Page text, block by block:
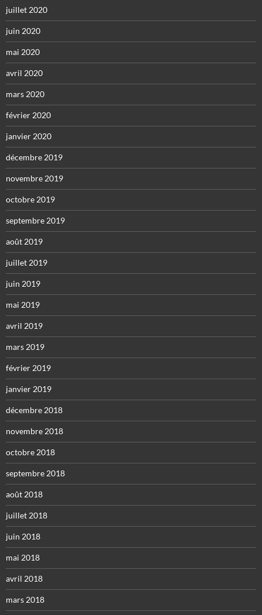
juillet 2020
juin 2020
mai 2020
avril 2020
mars 2020
février 2020
janvier 2020
décembre 2019
novembre 2019
octobre 2019
septembre 2019
août 2019
juillet 2019
juin 2019
mai 2019
avril 2019
mars 2019
février 2019
janvier 2019
décembre 2018
novembre 2018
octobre 2018
septembre 2018
août 2018
juillet 2018
juin 2018
mai 2018
avril 2018
mars 2018